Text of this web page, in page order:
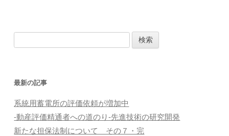
検
索
最新の記事
系統用蓄電所の評価依頼が増加中
-動産評価精通者への道のり-先進技術の研究開発
新たな担保法制について その７・完